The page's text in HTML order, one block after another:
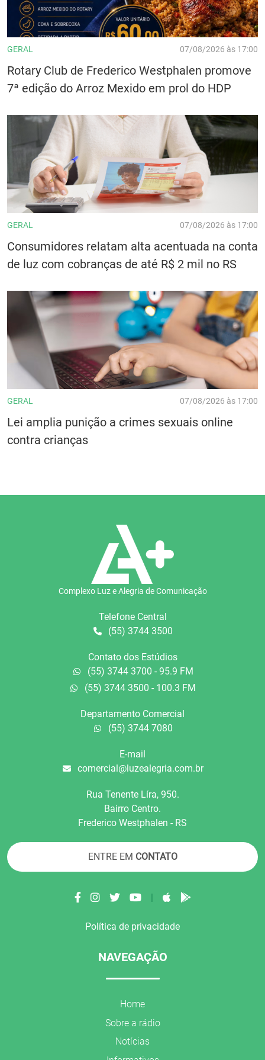
GERAL 07/08/2026 às 17:00
Rotary Club de Frederico Westphalen promove
7ª edição do Arroz Mexido em prol do HDP
GERAL 07/08/2026 às 17:00
Consumidores relatam alta acentuada na conta
de luz com cobranças de até R$ 2 mil no RS
GERAL 07/08/2026 às 17:00
Lei amplia punição a crimes sexuais online
contra crianças
Complexo Luz e Alegria de Comunicação
Telefone Central
(55) 3744 3500
Contato dos Estúdios
(55) 3744 3700 - 95.9 FM
(55) 3744 3500 - 100.3 FM
Departamento Comercial
(55) 3744 7080
E-mail
comercial@luzealegria.com.br
Rua Tenente Líra, 950.
Bairro Centro.
Frederico Westphalen - RS
ENTRE EM CONTATO
|
Política de privacidade
NAVEGAÇÃO
Home
Sobre a rádio
Notícias